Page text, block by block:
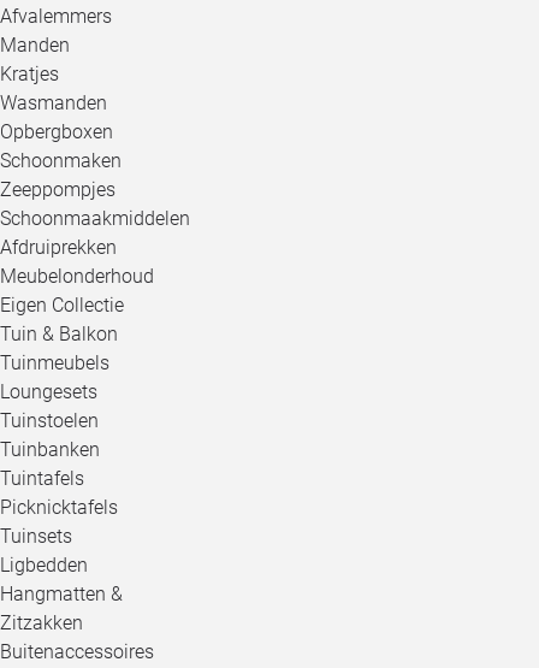
Afvalemmers
Manden
Kratjes
Wasmanden
Opbergboxen
Schoonmaken
Zeeppompjes
Schoonmaakmiddelen
Afdruiprekken
Meubelonderhoud
Eigen Collectie
Tuin & Balkon
Tuinmeubels
Loungesets
Tuinstoelen
Tuinbanken
Tuintafels
Picknicktafels
Tuinsets
Ligbedden
Hangmatten &
Zitzakken
Buitenaccessoires